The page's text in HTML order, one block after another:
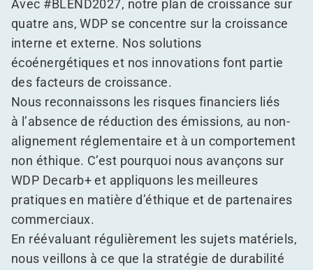
Avec #BLEND2027, notre plan de croissance sur
quatre ans, WDP se concentre sur la croissance
interne et externe. Nos solutions
écoénergétiques et nos innovations font partie
des facteurs de croissance.
Nous reconnaissons les risques financiers liés
à l’absence de réduction des émissions, au non-
alignement réglementaire et à un comportement
non éthique. C’est pourquoi nous avançons sur
WDP Decarb+ et appliquons les meilleures
pratiques en matière d’éthique et de partenaires
commerciaux.
En réévaluant régulièrement les sujets matériels,
nous veillons à ce que la stratégie de durabilité